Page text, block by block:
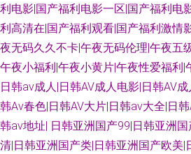
脸熟女 香蕉视频在线观看 91露脸双飞 成人网
线网址 97人妻在线观看 青娱乐91毛片 国产
原总站 九九福利电影 在线播放黑丝高潮 国产
品123区 岛国偷拍色图 五月天日日干 国产日
国产在线 日韩精品第三页 超碰91夫妻 人妖他
利电影|国产福利电影一区|国产福利电
利高清在|国产福利观看|国产福利激情
夜无码久久不卡|午夜无码伦理|午夜五
午夜小福利|午夜小黄片|午夜性爱福利|
日韩av成人|日韩AV成人电影|日韩AV
韩Av春色|日韩AV大片|日韩av大全|日
韩av地址| 日韩亚洲国产99|日韩亚洲
清|日韩亚洲国产类|日韩亚洲国产欧美|